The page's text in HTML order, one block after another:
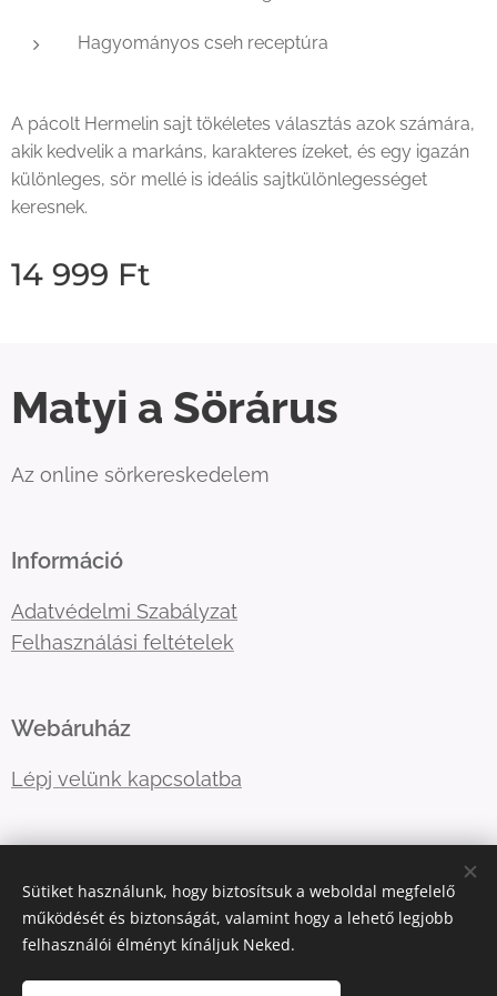
Hagyományos cseh receptúra
A pácolt Hermelin sajt tökéletes választás azok számára,
akik kedvelik a markáns, karakteres ízeket, és egy igazán
különleges, sör mellé is ideális sajtkülönlegességet
keresnek.
14 999 Ft
Matyi a Sörárus
Az online sörkereskedelem
Információ
Adatvédelmi Szabályzat
Felhasználási feltételek
Webáruház
Lépj velünk kapcsolatba
primatormagyarorszag@gmail.com
Telefonszám:06202757966
Sütiket használunk, hogy biztosítsuk a weboldal megfelelő
működését és biztonságát, valamint hogy a lehető legjobb
felhasználói élményt kínáljuk Neked.